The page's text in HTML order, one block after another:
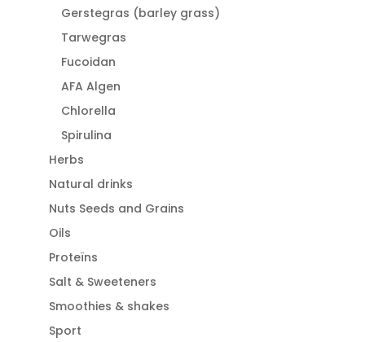
Gerstegras (barley grass)
Tarwegras
Fucoidan
AFA Algen
Chlorella
Spirulina
Herbs
Natural drinks
Nuts Seeds and Grains
Oils
Proteïns
Salt & Sweeteners
Smoothies & shakes
Sport